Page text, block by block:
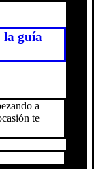
la guía
a
te